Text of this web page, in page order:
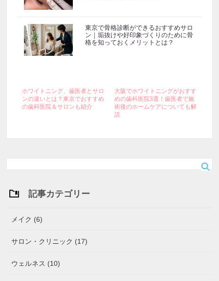
東京で骨格診断ができるおすすめサロ
ン｜垢抜けや好印象づくりのために骨
格を知っておくメリットとは？
ホワイトニング、歯医者とサロ
ンの違いとは？東京でおすすめ
の歯科医院＆サロンも紹介
大阪でホワイトニングがおすす
めの歯科医院3選！歯医者で施
術後のホームケアについても解
説
記事カテゴリー
メイク (6)
サロン・クリニック (17)
ウェルネス (10)